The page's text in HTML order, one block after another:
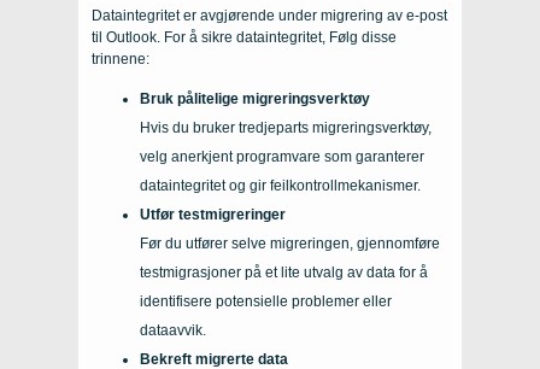
Dataintegritet er avgjørende under migrering av e-post
til Outlook. For å sikre dataintegritet, Følg disse
trinnene:
Bruk pålitelige migreringsverktøy
Hvis du bruker tredjeparts migreringsverktøy,
velg anerkjent programvare som garanterer
dataintegritet og gir feilkontrollmekanismer.
Utfør testmigreringer
Før du utfører selve migreringen, gjennomføre
testmigrasjoner på et lite utvalg av data for å
identifisere potensielle problemer eller
dataavvik.
Bekreft migrerte data